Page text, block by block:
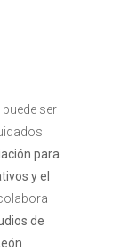
ser
para
y el
de